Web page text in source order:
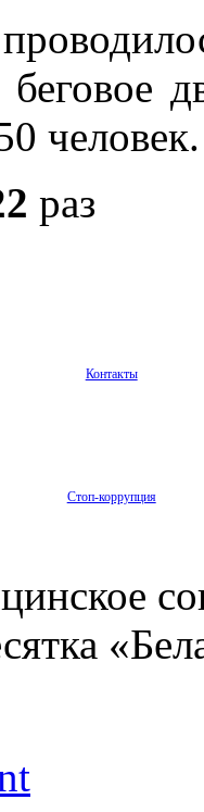
беговое
человек.
раз
Контакты
Стоп-коррупция